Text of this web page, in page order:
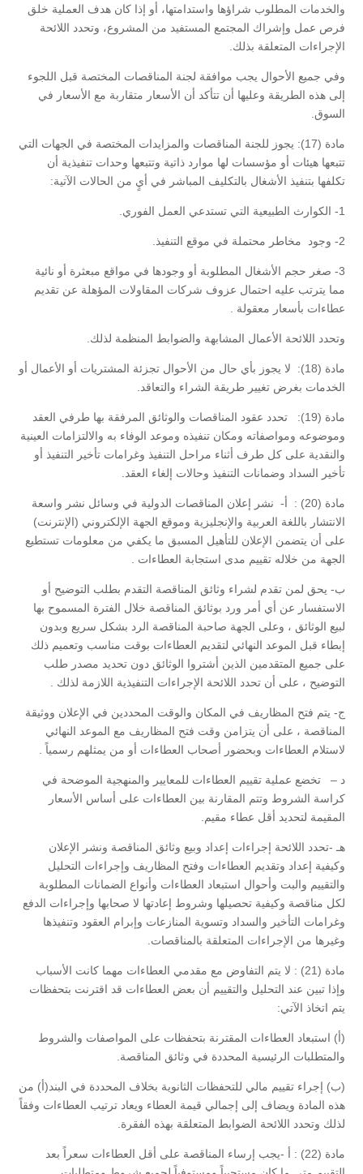
والخدمات المطلوب شراؤها واستدامتها، أو إذا كان هدف العملية خلق
فرص عمل وإشراك المجتمع المستفيد من المشروع، وتحدد اللائحة
الإجراءات المتعلقة بذلك.
وفي جميع الأحوال يجب موافقة لجنة المناقصات المختصة قبل اللجوء
إلى هذه الطريقة وعليها أن تتأكد أن الأسعار متقاربة مع الأسعار في
السوق.
مادة (17): يجوز للجنة المناقصات والمزايدات المختصة في الجهات التي
تتبعها هيئات أو مؤسسات لها موارد ذاتية وتتبعها وحدات تنفيذية أن
تكلفها بتنفيذ الأشغال بالتكليف المباشر في أيٍ من الحالات الآتية:
1- الكوارث الطبيعية التي تستدعي العمل الفوري.
2- وجود مخاطر محتملة في موقع التنفيذ.
3- صغر حجم الأشغال المطلوبة أو وجودها في مواقع مبعثرة أو نائية
مما يترتب عليه احتمال عزوف شركات المقاولات المؤهلة عن تقديم
عطاءات بأسعار معقولة .
وتحدد اللائحة الأعمال المشابهة والضوابط المنظمة لذلك.
مادة (18): لا يجوز بأي حال من الأحوال تجزئة المشتريات أو الأعمال أو
الخدمات بغرض تغيير طريقة الشراء والتعاقد.
مادة (19): تحدد عقود المناقصات والوثائق المرفقة بها طرفي العقد
وموضوعه ومواصفاته ومكان تنفيذه وموعد الوفاء به والالتزامات العينية
والنقدية على كل طرف أثناء مراحل التنفيذ وغرامات تأخير التنفيذ أو
تأخير السداد وضمانات التنفيذ وحالات إلغاء العقد.
مادة (20) : أ- نشر إعلان المناقصات الدولية في وسائل نشر واسعة
الانتشار باللغة العربية والإنجليزية وموقع الجهة الإلكتروني (الإنترنت)
على أن يتضمن الإعلان للتأهيل المسبق ما يكفي من معلومات تستطيع
الجهة من خلاله تقييم مدى استجابة العطاءات .
ب- يحق لمن تقدم لشراء وثائق المناقصة التقدم بطلب التوضيح أو
الاستفسار عن أي أمر ورد بوثائق المناقصة خلال الفترة المسموح بها
لبيع الوثائق ، وعلى الجهة صاحبة المناقصة الرد بشكل سريع وبدون
إبطاء قبل الموعد النهائي لتقديم العطاءات بوقت مناسب وتعميم ذلك
على جميع المتقدمين الذين أشتروا الوثائق دون تحديد مصدر طلب
التوضيح ، على أن تحدد اللائحة الإجراءات التنفيذية اللازمة لذلك .
ج- يتم فتح المظاريف في المكان والوقت المحددين في الإعلان ووثيقة
المناقصة ، على أن يتزامن وقت فتح المظاريف مع الموعد النهائي
لاستلام العطاءات وبحضور أصحاب العطاءات أو من يمثلهم رسمياً .
د – تخضع عملية تقييم العطاءات للمعايير والمنهجية الموضحة في
كراسة الشروط وتتم المقارنة بين العطاءات على أساس الأسعار
المقيمة لتحديد أقل عطاء مقيم.
هـ -تحدد اللائحة إجراءات إعداد وبيع وثائق المناقصة ونشر الإعلان
وكيفية إعداد وتقديم العطاءات وفتح المظاريف وإجراءات التحليل
والتقييم والبت وأحوال استبعاد العطاءات وأنواع الضمانات المطلوبة
لكل مناقصة وكيفية تحصيلها وشروط إعادتها لا صحابها وإجراءات الدفع
وغرامات التأخير والسداد وتسوية المنازعات وإبرام العقود وتنفيذها
وغيرها من الإجراءات المتعلقة بالمناقصات.
مادة (21) : لا يتم التفاوض مع مقدمي العطاءات مهما كانت الأسباب
وإذا تبين عند التحليل والتقييم أن بعض العطاءات قد اقترنت بتحفظات
يتم اتخاذ الآتي:
(‌أ) استبعاد العطاءات المقترنة بتحفظات على المواصفات والشروط
والمتطلبات الرئيسية المحددة في وثائق المناقصة.
(‌ب) إجراء تقييم مالي للتحفظات الثانوية بخلاف المحددة في البند(أ) من
هذه المادة ويضاف إلى إجمالي قيمة العطاء ويعاد ترتيب العطاءات وفقاً
لذلك وتحدد اللائحة الضوابط المتعلقة بهذه الفقرة.
مادة (22) : أ -يجب إرساء المناقصة على أقل العطاءات سعراً بعد